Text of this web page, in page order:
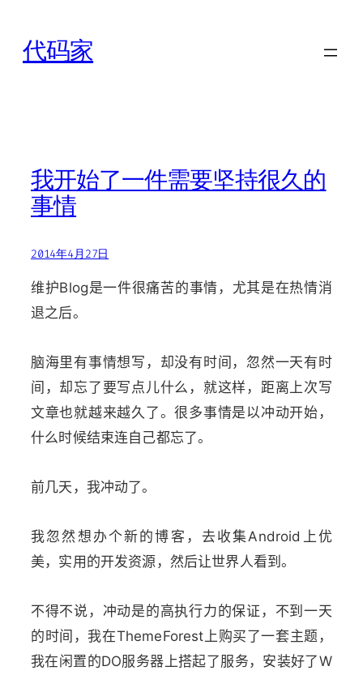
代码家
我开始了一件需要坚持很久的
事情
2014年4月27日
维护Blog是一件很痛苦的事情，尤其是在热情消
退之后。
脑海里有事情想写，却没有时间，忽然一天有时
间，却忘了要写点儿什么，就这样，距离上次写
文章也就越来越久了。很多事情是以冲动开始，
什么时候结束连自己都忘了。
前几天，我冲动了。
我忽然想办个新的博客，去收集Android上优
美，实用的开发资源，然后让世界人看到。
不得不说，冲动是的高执行力的保证，不到一天
的时间，我在ThemeForest上购买了一套主题，
我在闲置的DO服务器上搭起了服务，安装好了W